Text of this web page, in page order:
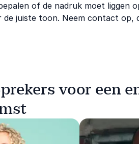
of de nadruk moet liggen
juiste toon. Neem contact op,
voor een